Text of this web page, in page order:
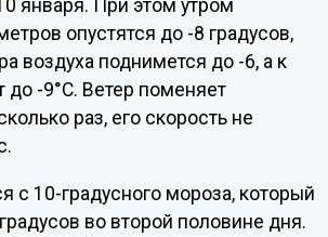
января. При этом утром
опустятся до -8 градусов,
воздуха поднимется до -6, а к
до -9°C. Ветер поменяет
раз, его скорость не
с 10-градусного мороза, который
во второй половине дня.